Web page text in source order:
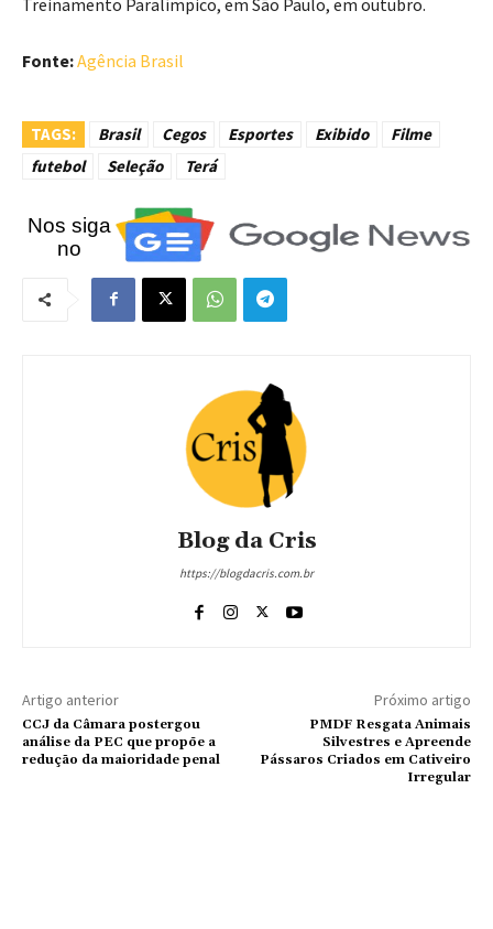
Fonte:Agência Brasil
TAGS: Brasil Cegos Esportes Exibido
Filme
futebol
Seleção Terá
Nos siga
no
Blog da Cris
https://blogdacris.com.br
Artigo anterior
CCJ da Câmara postergou
análise da PEC que propõe a
redução da maioridade penal
Próximo artigo
PMDF Resgata Animais
Silvestres e Apreende
Pássaros Criados em Cativeiro
Irregular